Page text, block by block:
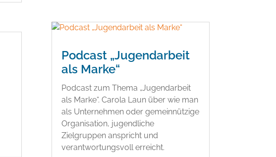
Podcast „Jugendarbeit
als Marke“
Podcast zum Thema „Jugendarbeit
als Marke“. Carola Laun über wie man
als Unternehmen oder gemeinnützige
Organisation, jugendliche
Zielgruppen anspricht und
verantwortungsvoll erreicht.